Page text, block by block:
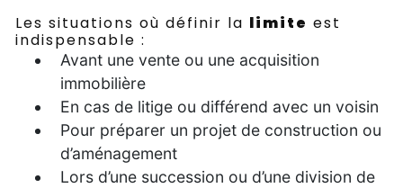
Les situations où définir la limite est
indispensable :
Avant une vente ou une acquisition
immobilière
En cas de litige ou différend avec un voisin
Pour préparer un projet de construction ou
d’aménagement
Lors d’une succession ou d’une division de